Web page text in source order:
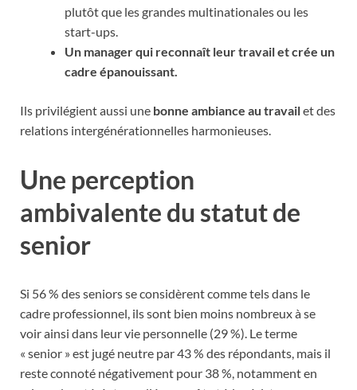
plutôt que les grandes multinationales ou les
start-ups.
Un manager qui reconnaît leur travail et crée un
cadre épanouissant.
Ils privilégient aussi une bonne ambiance au travailet des
relations intergénérationnelles harmonieuses.
Une perception
ambivalente du statut de
senior
Si 56 % des seniors se considèrent comme tels dans le
cadre professionnel, ils sont bien moins nombreux à se
voir ainsi dans leur vie personnelle (29 %). Le terme
« senior » est jugé neutre par 43 % des répondants, mais il
reste connoté négativement pour 38 %, notamment en